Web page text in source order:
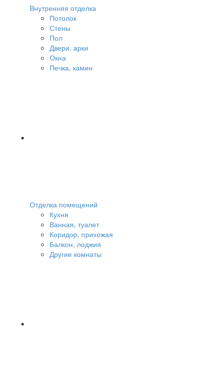
Внутренняя отделка
Потолок
Стены
Пол
Двери, арки
Окна
Печка, камин
Отделка помещений
Кухня
Ванная, туалет
Коридор, прихожая
Балкон, лоджия
Другие комнаты